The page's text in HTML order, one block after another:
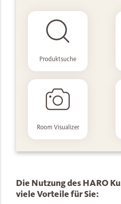
Produktsuche
Room Visualizer
Die Nutzung des HARO
viele Vorteile für Sie: